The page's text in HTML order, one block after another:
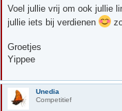
Voel jullie vrij om ook jullie
jullie iets bij verdienen
Groetjes
Yippee
Unedia
Competitief